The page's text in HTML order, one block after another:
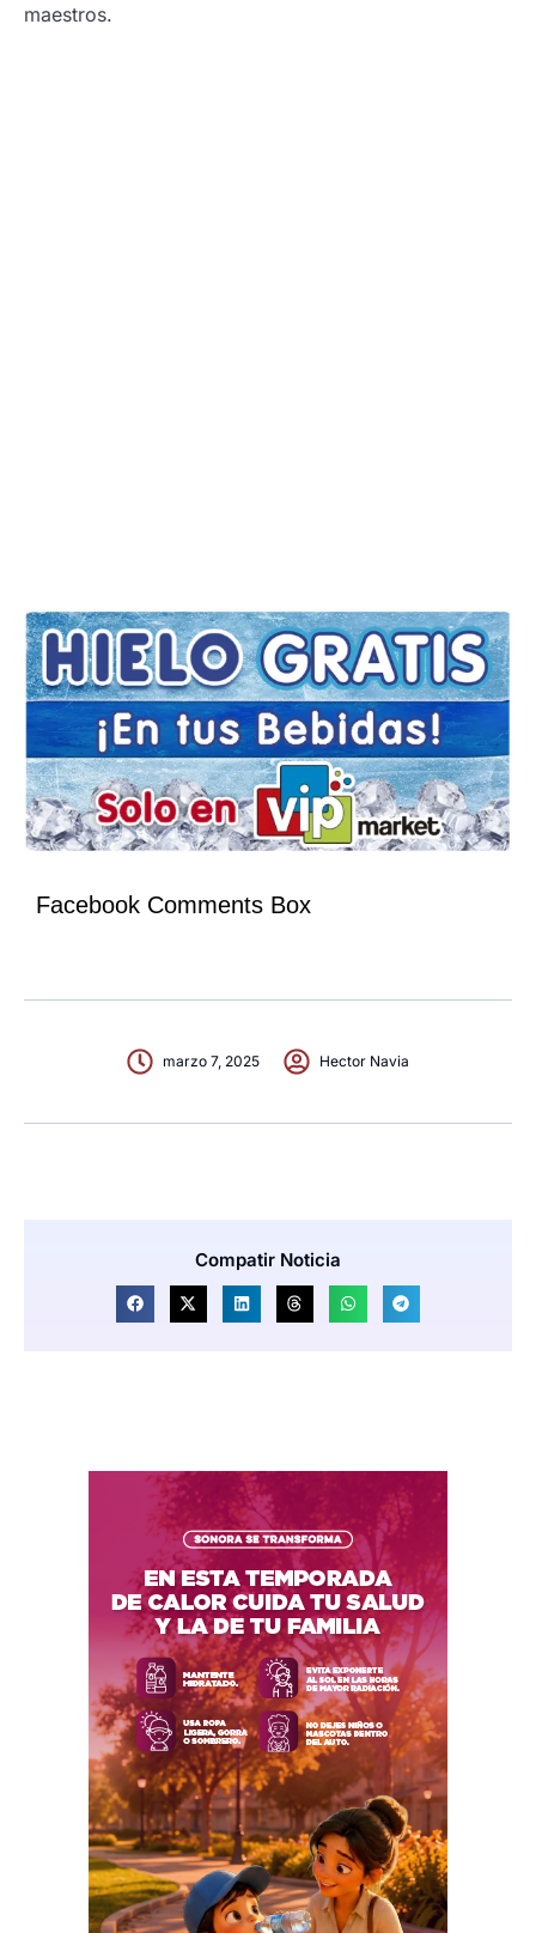
maestros.
Facebook Comments Box
marzo 7, 2025 Hector Navia
Compatir Noticia